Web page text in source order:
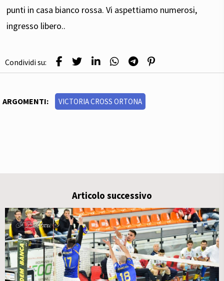
punti in casa bianco rossa. Vi aspettiamo numerosi,
ingresso libero..
Condividi su:
ARGOMENTI: VICTORIA CROSS ORTONA
Articolo successivo